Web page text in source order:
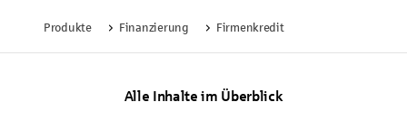
Produkte Finanzierung Firmenkredit
Alle Inhalte im Überblick